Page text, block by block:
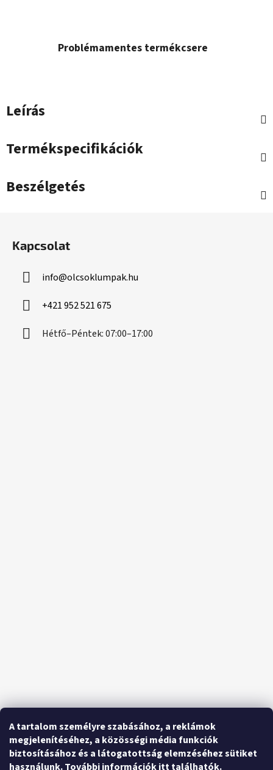
A tartalom személyre szabásához, a reklámok
megjelenítéséhez, a közösségi média funkciók
biztosításához és a látogatottság elemzéséhez sütiket
használunk.További információk itt találhatók.
Problémamentes termékcsere
Leírás
Termékspecifikációk
Beszélgetés
Kapcsolat
info@olcsoklumpak.hu
+421 952 521 675
Hétfő–Péntek: 07:00–17:00